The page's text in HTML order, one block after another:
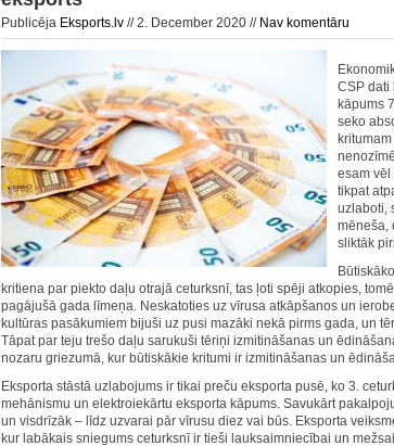
Publicēja Eksports.lv // 2. December 2020 // Nav komentāru
CSP dati
kāpums
seko
esam
tikpat
uzlaboti,
mēneša,
sliktāk
kritiena par piekto daļu otrajā ceturksnī, tas ļoti spēji atkopies,
pagājušā gada līmeņa. Neskatoties uz vīrusa atkāpšanos un
kultūras pasākumiem bijuši uz pusi mazāki nekā pirms gada, un
Tāpat par teju trešo daļu sarukuši tēriņi izmitināšanas un
nozaru griezumā, kur būtiskākie kritumi ir izmitināšanas un
Eksporta stāstā uzlabojums ir tikai preču eksporta pusē, ko 3.
mehānismu un elektroiekārtu eksporta kāpums. Savukārt
un visdrīzāk – līdz uzvarai pār vīrusu diez vai būs. Eksporta
kur labākais sniegums ceturksnī ir tieši lauksaimniecībai un